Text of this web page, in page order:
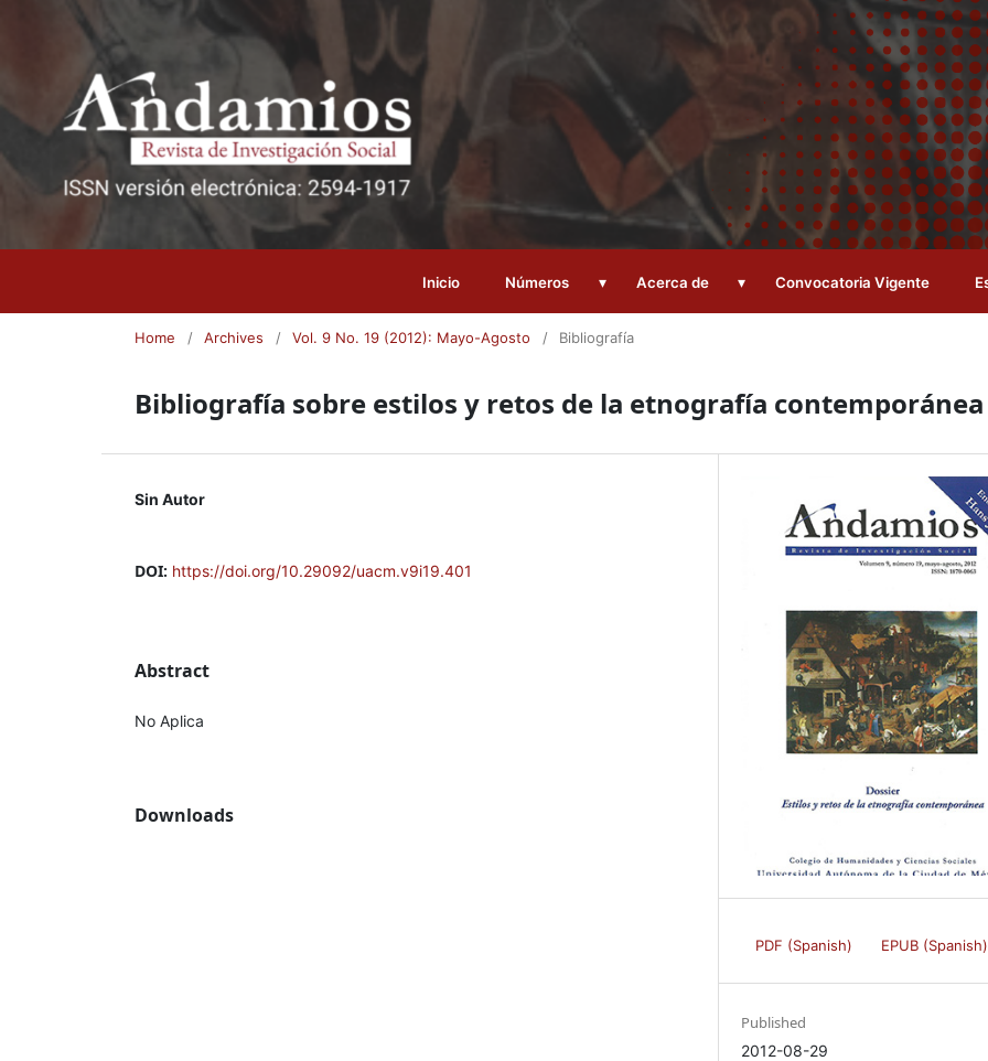
Inicio Números ▾ Acerca de ▾ Convocatoria Vigente
Home / Archives / Vol. 9 No. 19 (2012): Mayo-Agosto / Bibliografía
Bibliografía sobre estilos y retos de la etnografía contemporánea
Sin Autor
DOI: https://doi.org/10.29092/uacm.v9i19.401
Abstract
No Aplica
Downloads
PDF (Spanish) EPUB (Spanish)
Published
2012-08-29